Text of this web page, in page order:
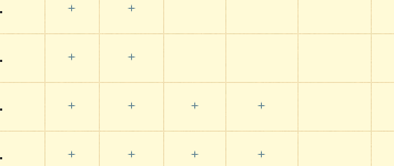
+ +
+ +
+ + + +
+ + + +